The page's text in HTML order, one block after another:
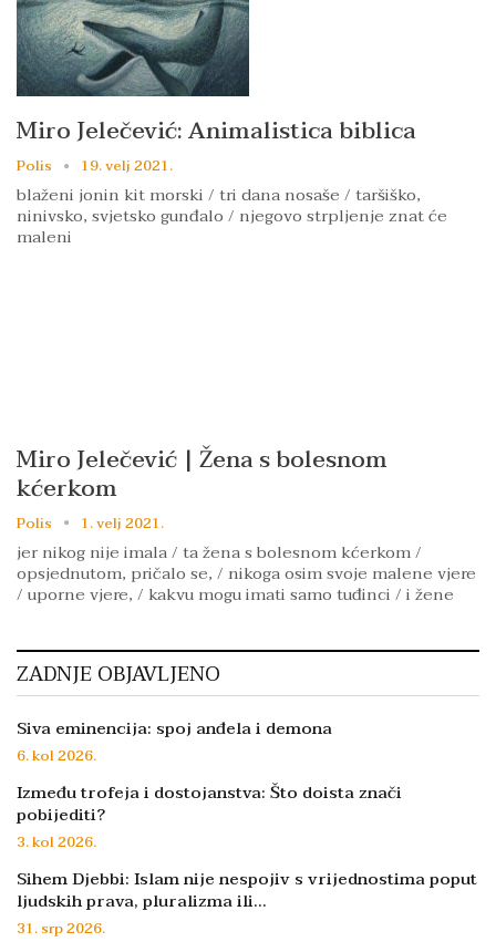
Miro Jelečević: Animalistica biblica
Polis 19. velj 2021.
blaženi jonin kit morski / tri dana nosaše / taršiško,
ninivsko, svjetsko gunđalo / njegovo strpljenje znat će
maleni
Miro Jelečević | Žena s bolesnom
kćerkom
Polis 1. velj 2021.
jer nikog nije imala / ta žena s bolesnom kćerkom /
opsjednutom, pričalo se, / nikoga osim svoje malene vjere
/ uporne vjere, / kakvu mogu imati samo tuđinci / i žene
ZADNJE OBJAVLJENO
Siva eminencija: spoj anđela i demona
6. kol 2026.
Između trofeja i dostojanstva: Što doista znači
pobijediti?
3. kol 2026.
Sihem Djebbi: Islam nije nespojiv s vrijednostima poput
ljudskih prava, pluralizma ili…
31. srp 2026.